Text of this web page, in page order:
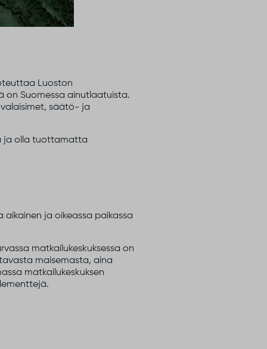
Luoston
on Suomessa ainutlaatuista.
säätö- ja
ja olla tuottamatta
aikainen ja oikeassa paikassa
matkailukeskuksessa on
maisemasta, aina
matkailukeskuksen